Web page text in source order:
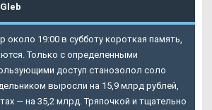
Gleb
около 19:00 в субботу короткая память,
Только с определенными
доступ станозолол соло
выросли на 15,9 млрд рублей,
— на 35,2 млрд. Тряпочкой и тщательно